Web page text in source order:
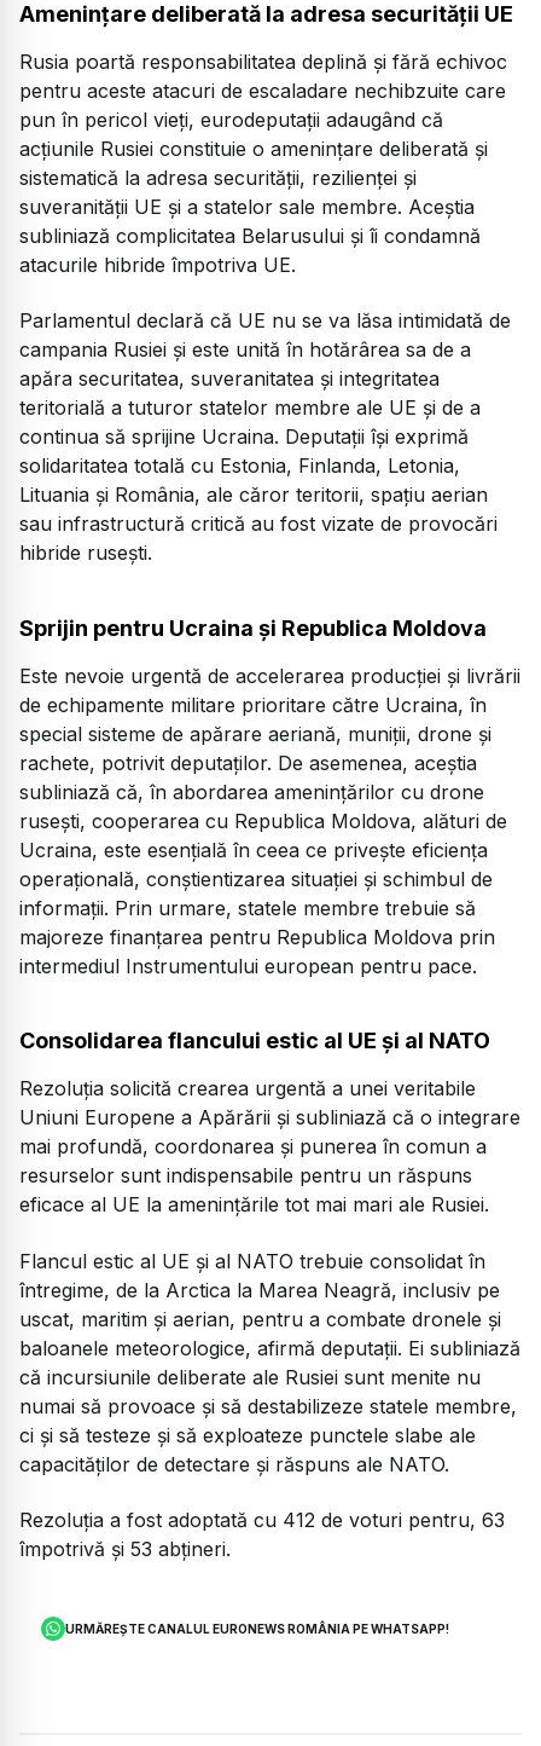
Amenințare deliberată la adresa securității UE
Rusia poartă responsabilitatea deplină și fără echivoc
pentru aceste atacuri de escaladare nechibzuite care
pun în pericol vieți, eurodeputații adaugând că
acțiunile Rusiei constituie o amenințare deliberată și
sistematică la adresa securității, rezilienței și
suveranității UE și a statelor sale membre. Aceștia
subliniază complicitatea Belarusului și îi condamnă
atacurile hibride împotriva UE.
Parlamentul declară că UE nu se va lăsa intimidată de
campania Rusiei și este unită în hotărârea sa de a
apăra securitatea, suveranitatea și integritatea
teritorială a tuturor statelor membre ale UE și de a
continua să sprijine Ucraina. Deputații își exprimă
solidaritatea totală cu Estonia, Finlanda, Letonia,
Lituania și România, ale căror teritorii, spațiu aerian
sau infrastructură critică au fost vizate de provocări
hibride rusești.
Sprijin pentru Ucraina și Republica Moldova
Este nevoie urgentă de accelerarea producției și livrării
de echipamente militare prioritare către Ucraina, în
special sisteme de apărare aeriană, muniții, drone și
rachete, potrivit deputaților. De asemenea, aceștia
subliniază că, în abordarea amenințărilor cu drone
rusești, cooperarea cu Republica Moldova, alături de
Ucraina, este esențială în ceea ce privește eficiența
operațională, conștientizarea situației și schimbul de
informații. Prin urmare, statele membre trebuie să
majoreze finanțarea pentru Republica Moldova prin
intermediul Instrumentului european pentru pace.
Consolidarea flancului estic al UE și al NATO
Rezoluția solicită crearea urgentă a unei veritabile
Uniuni Europene a Apărării și subliniază că o integrare
mai profundă, coordonarea și punerea în comun a
resurselor sunt indispensabile pentru un răspuns
eficace al UE la amenințările tot mai mari ale Rusiei.
Flancul estic al UE și al NATO trebuie consolidat în
întregime, de la Arctica la Marea Neagră, inclusiv pe
uscat, maritim și aerian, pentru a combate dronele și
baloanele meteorologice, afirmă deputații. Ei subliniază
că incursiunile deliberate ale Rusiei sunt menite nu
numai să provoace și să destabilizeze statele membre,
ci și să testeze și să exploateze punctele slabe ale
capacităților de detectare și răspuns ale NATO.
Rezoluția a fost adoptată cu 412 de voturi pentru, 63
împotrivă și 53 abțineri.
URMĂREȘTE CANALUL EURONEWS ROMÂNIA PE WHATSAPP!